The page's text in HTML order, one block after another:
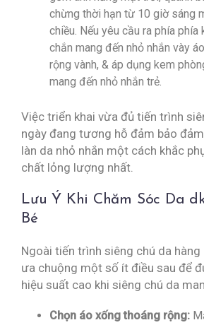
chừng thời hạn từ 10 giờ sáng
chiều. Nếu yêu cầu ra phía phía
chắn mang đến nhỏ nhắn vày
rộng vành, & áp dụng kem
mang đến nhỏ nhắn trẻ.
Việc triển khai vừa đủ tiến trình
ngày đang tương hỗ đảm bảo
làn da nhỏ nhắn một cách khắc
chất lỏng lượng nhất.
Lưu Ý Khi Chăm Sóc Da
Bé
Ngoài tiến trình siêng chú da hàng
ưa chuộng một số ít điều sau để
hiệu suất cao khi siêng chú da
Chọn áo xống thoáng rộng: